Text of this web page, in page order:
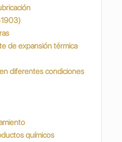
de expansión térmica
diferentes condiciones
químicos